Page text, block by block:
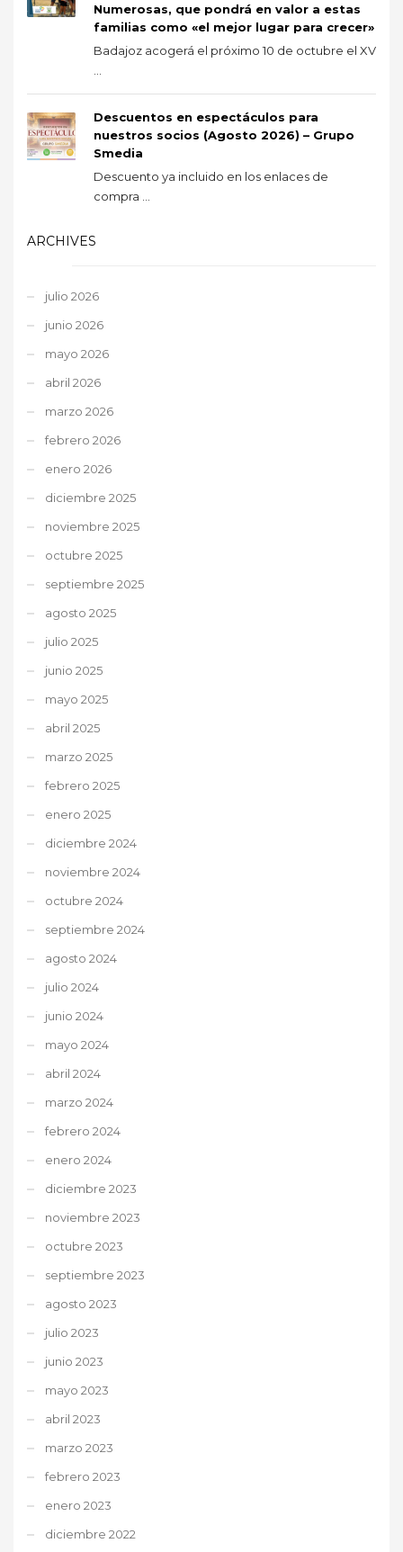
Numerosas, que pondrá en valor a estas
familias como «el mejor lugar para crecer»
Badajoz acogerá el próximo 10 de octubre el XV
Descuentos en espectáculos para
nuestros socios (Agosto 2026) – Grupo
Smedia
Descuento ya incluido en los enlaces de
compra ...
ARCHIVES
julio 2026
junio 2026
mayo 2026
abril 2026
marzo 2026
febrero 2026
enero 2026
diciembre 2025
noviembre 2025
octubre 2025
septiembre 2025
agosto 2025
julio 2025
junio 2025
mayo 2025
abril 2025
marzo 2025
febrero 2025
enero 2025
diciembre 2024
noviembre 2024
octubre 2024
septiembre 2024
agosto 2024
julio 2024
junio 2024
mayo 2024
abril 2024
marzo 2024
febrero 2024
enero 2024
diciembre 2023
noviembre 2023
octubre 2023
septiembre 2023
agosto 2023
julio 2023
junio 2023
mayo 2023
abril 2023
marzo 2023
febrero 2023
enero 2023
diciembre 2022